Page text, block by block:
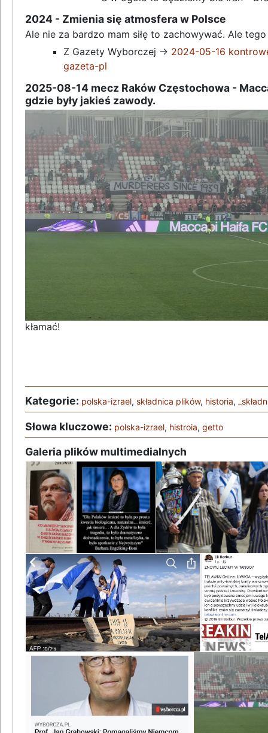
2024 - Zmienia się atmosfera w Polsce
Ale nie za bardzo mam siłę to zachowywać. Ale
Z Gazety Wyborczej -> 2024-05-16
gazeta-pl
2025-08-14 mecz Raków Częstochowa -
gdzie były jakieś zawody.
kłamać!
Kategorie: polska-izrael, składnica plików, historia,
Słowa kluczowe: polska-izrael, histroia, getto
Galeria plików multimedialnych